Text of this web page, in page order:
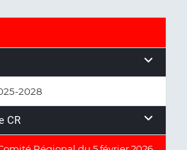
2028
CR